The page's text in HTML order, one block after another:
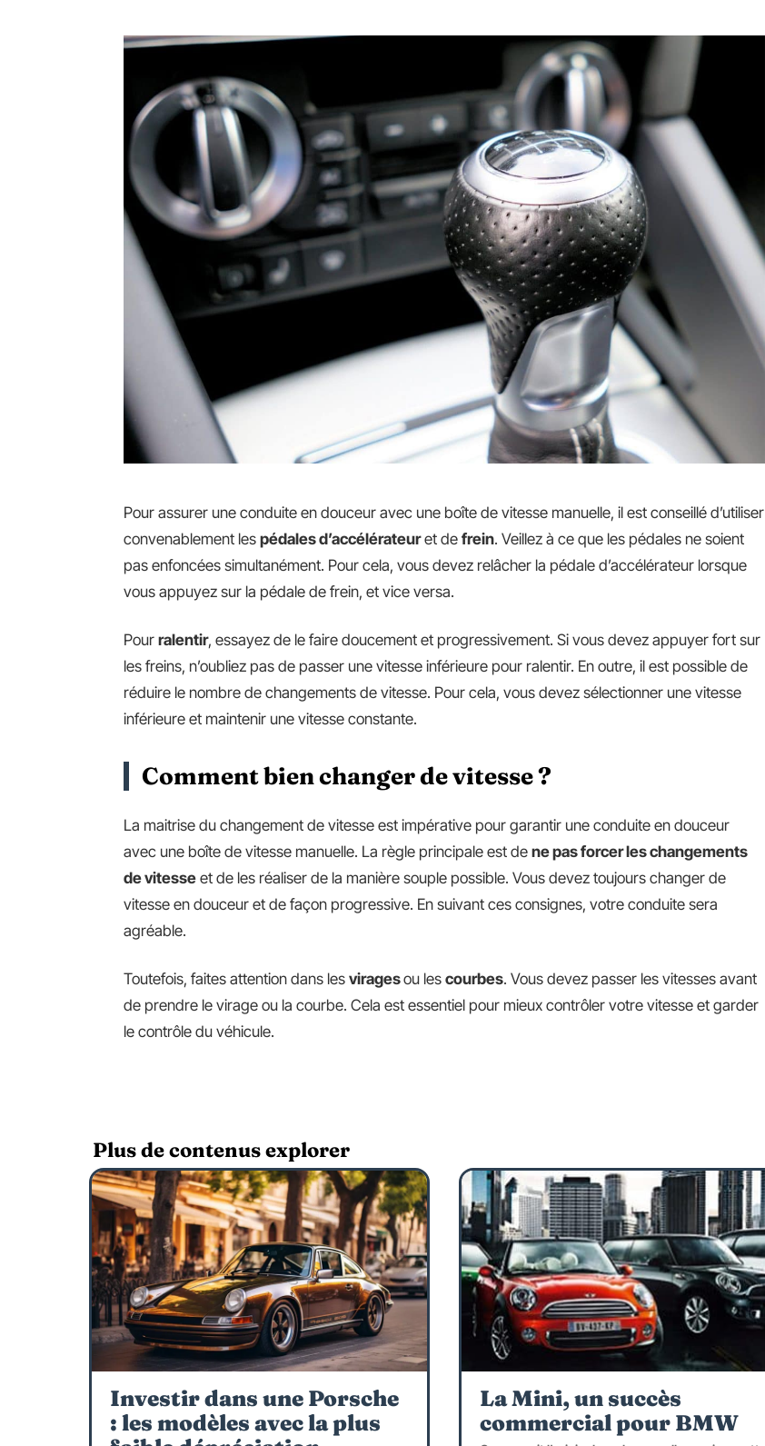
Pour assurer une conduite en douceur avec une boîte de vitesse manuelle, il est conseillé d’utiliser
convenablement les pédales d’accélérateuret de frein. Veillez à ce que les pédales ne soient
pas enfoncées simultanément. Pour cela, vous devez relâcher la pédale d’accélérateur lorsque
vous appuyez sur la pédale de frein, et vice versa.
Pour ralentir, essayez de le faire doucement et progressivement. Si vous devez appuyer fort sur
les freins, n’oubliez pas de passer une vitesse inférieure pour ralentir. En outre, il est possible de
réduire le nombre de changements de vitesse. Pour cela, vous devez sélectionner une vitesse
inférieure et maintenir une vitesse constante.
Comment bien changer de vitesse ?
La maitrise du changement de vitesse est impérative pour garantir une conduite en douceur
avec une boîte de vitesse manuelle. La règle principale est de ne pas forcer les changements
de vitesse et de les réaliser de la manière souple possible. Vous devez toujours changer de
vitesse en douceur et de façon progressive. En suivant ces consignes, votre conduite sera
agréable.
Toutefois, faites attention dans les viragesou les courbes. Vous devez passer les vitesses avant
de prendre le virage ou la courbe. Cela est essentiel pour mieux contrôler votre vitesse et garder
le contrôle du véhicule.
Plus de contenus explorer
Investir dans une Porsche
: les modèles avec la plus
La Mini, un succès
commercial pour BMW